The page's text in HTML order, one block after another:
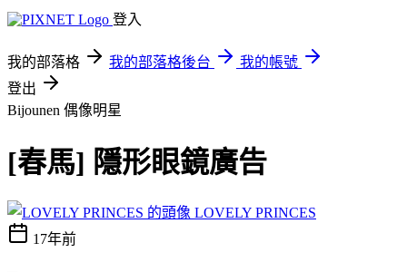
登入
我的部落格 我的部落格後台
我的帳號
登出
Bijounen 偶像明星
[春馬] 隱形眼鏡廣告
LOVELY PRINCES
17年前